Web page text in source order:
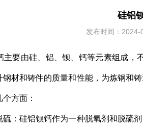
硅铝
发布时间：
由硅、铝、钡、钙等元素组成，
钢材和铸件的质量和性能，为炼钢和
方面：
硅铝钡钙作为一种脱氧剂和脱硫剂